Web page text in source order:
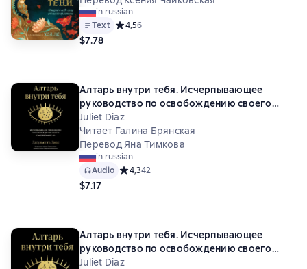
in russian
Text Средний рейтинг 4,5 на основе 6 оценок
4,56
$7.78
Алтарь внутри тебя. Исчерпывающее
руководство по освобождению своего
божественного "я"
Juliet Diaz
Читает Галина Брянская
Перевод Яна Тимкова
in russian
Audio Средний рейтинг 4,3 на основе 42 оценок
4,342
$7.17
Алтарь внутри тебя. Исчерпывающее
руководство по освобождению своего
божественного «я»
Juliet Diaz